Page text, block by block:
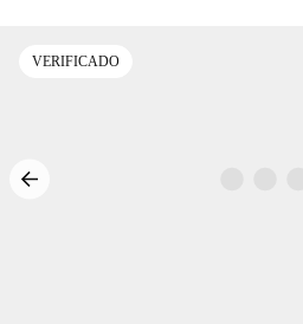
VERIFICADO